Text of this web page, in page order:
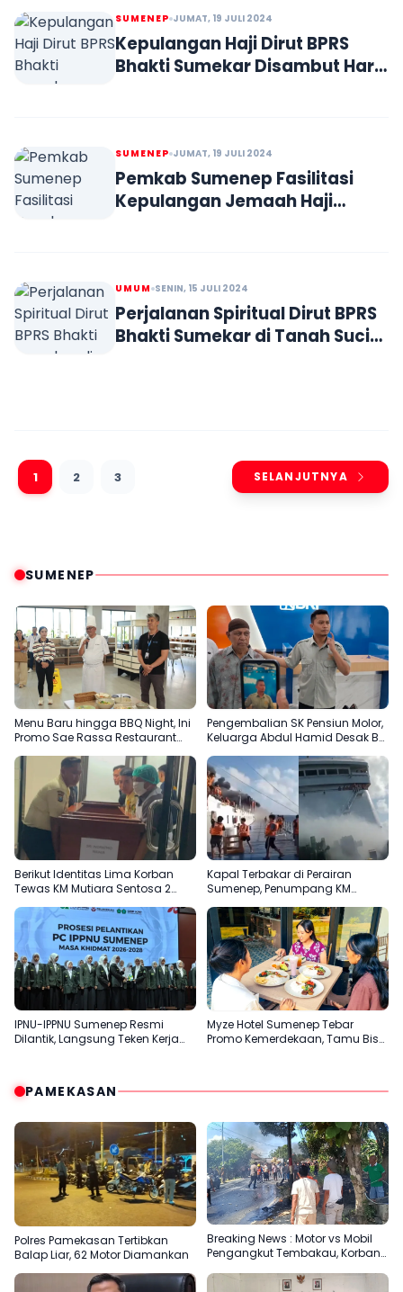
SUMENEP JUMAT, 19 JULI 2024
Kepulangan Haji Dirut BPRS
Bhakti Sumekar Disambut Haru
SUMENEP JUMAT, 19 JULI 2024
Pemkab Sumenep Fasilitasi
Kepulangan Jemaah Haji
UMUM SENIN, 15 JULI 2024
Perjalanan Spiritual Dirut BPRS
Bhakti Sumekar di Tanah Suci
1 2 3 SELANJUTNYA
SUMENEP
Menu Baru hingga BBQ Night, Ini
Promo Sae Rassa Restaurant
Agustus Ini
Pengembalian SK Pensiun Molor,
Keluarga Abdul Hamid Desak BRI
Sumenep Tepati Komitmen
Berikut Identitas Lima Korban
Tewas KM Mutiara Sentosa 2
Kapal Terbakar di Perairan
Sumenep, Penumpang KM
IPNU-IPPNU Sumenep Resmi
Dilantik, Langsung Teken Kerja
Myze Hotel Sumenep Tebar
Promo Kemerdekaan, Tamu Bisa
PAMEKASAN
Polres Pamekasan Tertibkan
Balap Liar, 62 Motor Diamankan
Breaking News : Motor vs Mobil
Pengangkut Tembakau, Korban